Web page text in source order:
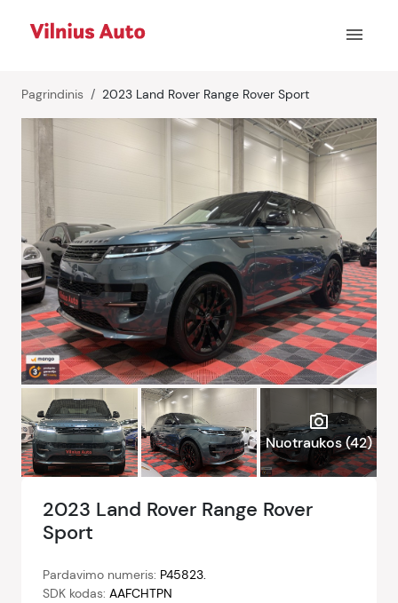
menu
Pagrindinis 2023 Land Rover Range Rover Sport
photo_camera
Nuotraukos (42)
2023 Land Rover Range Rover
Sport
Pardavimo numeris: P45823.
SDK kodas: AAFCHTPN